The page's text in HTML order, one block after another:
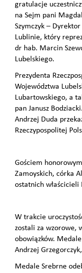
gratulacje
na Sejm pani
Szymczyk –
Lublinie, który
dr hab. Marcin
Lubelskiego.
Prezydenta
Województwa
Lubartowskiego, a
pan Janusz
Andrzej Duda
Rzeczypospolitej
Gościem
Zamoyskich, córka
ostatnich właścicieli
W trakcie
zostali za wzorowe,
obowiązków.
Andrzej
Medale Srebrne